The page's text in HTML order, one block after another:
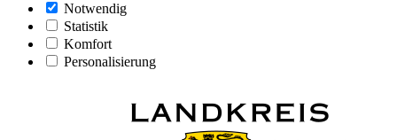
Notwendig
Statistik
Komfort
Personalisierung